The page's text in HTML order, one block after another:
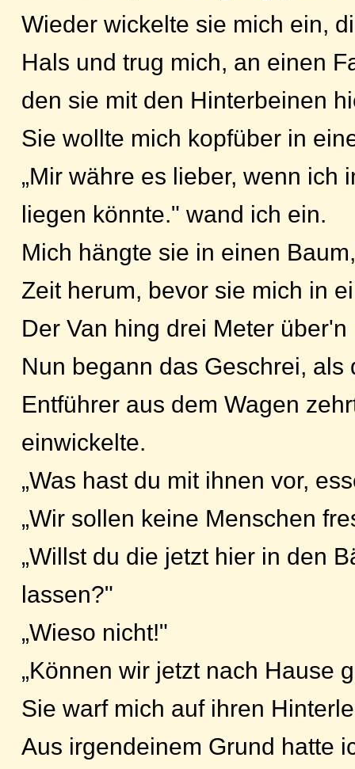
Wieder wickelte sie mich ein,
Hals und trug mich, an einen
den sie mit den Hinterbeinen
Sie wollte mich kopfüber in
„Mir währe es lieber, wenn ich
liegen könnte." wand ich ein.
Mich hängte sie in einen
Zeit herum, bevor sie mich in
Der Van hing drei Meter über'n
Nun begann das Geschrei, als
Entführer aus dem Wagen
einwickelte.
„Was hast du mit ihnen vor,
„Wir sollen keine Menschen
„Willst du die jetzt hier in den
lassen?"
„Wieso nicht!"
„Können wir jetzt nach Hause
Sie warf mich auf ihren
Aus irgendeinem Grund hatte